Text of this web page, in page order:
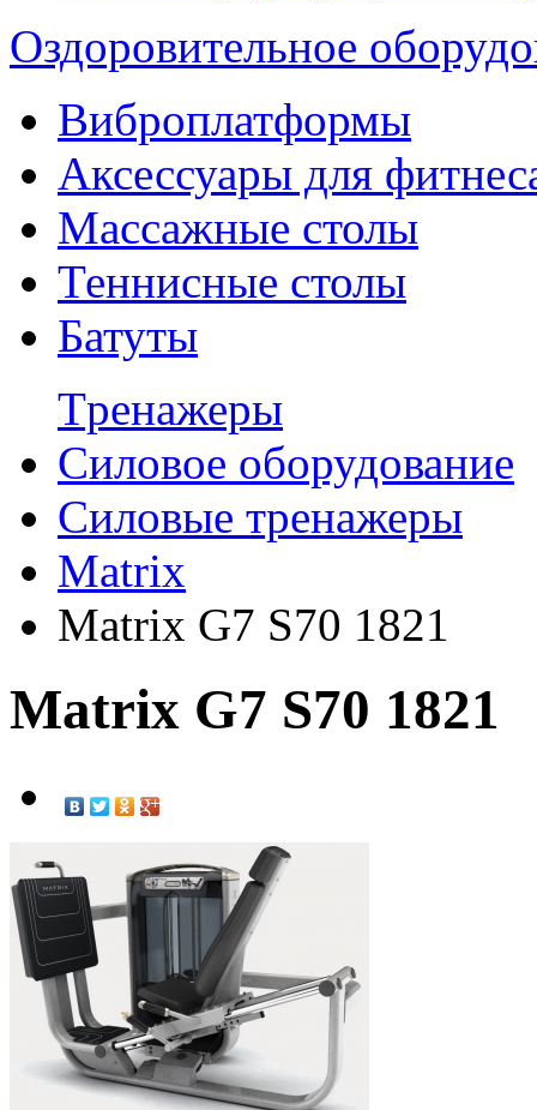
Оздоровительное
Виброплатформы
Аксессуары для
Массажные столы
Теннисные столы
Батуты
Tренажеры
Силовое оборудование
Силовые тренажеры
Matrix
Matrix G7 S70 1821
Matrix G7 S70 1821